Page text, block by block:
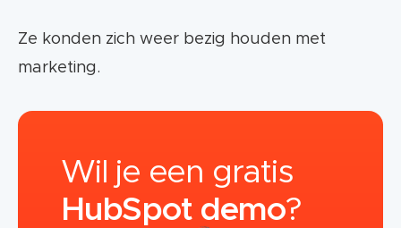
Ze konden zich weer bezig houden met
marketing.
Wil je een gratis
HubSpot demo?